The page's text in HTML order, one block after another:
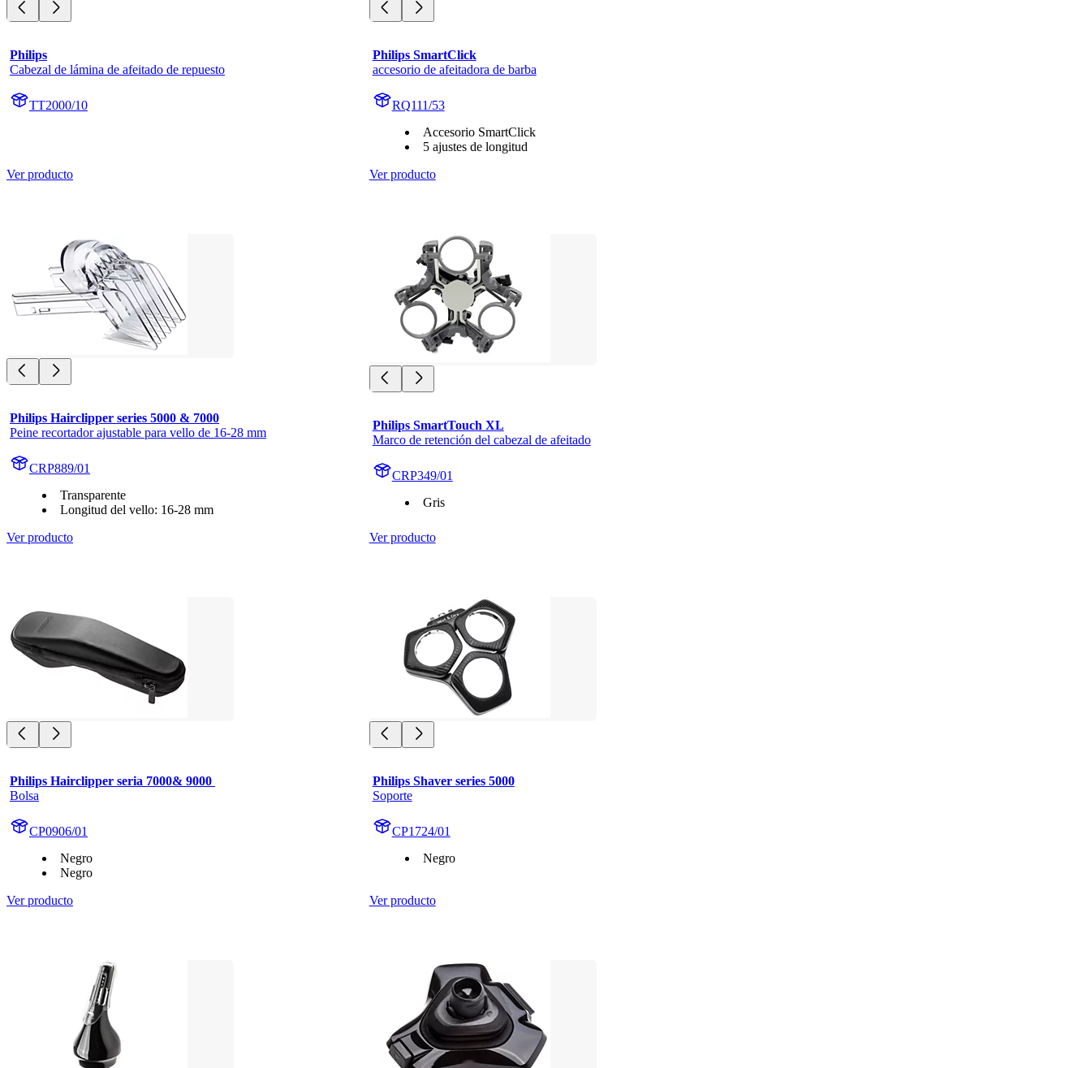
Philips
Cabezal de lámina de afeitado de repuesto
TT2000/10
Ver producto
Philips SmartClick
accesorio de afeitadora de barba
RQ111/53
Accesorio SmartClick
5 ajustes de longitud
Ver producto
Philips Hairclipper series 5000 & 7000
Peine recortador ajustable para vello de 16-28 mm
CRP889/01
Transparente
Longitud del vello: 16-28 mm
Ver producto
Philips SmartTouch XL
Marco de retención del cabezal de afeitado
CRP349/01
Gris
Ver producto
Philips Hairclipper seria 7000& 9000
Bolsa
CP0906/01
Negro
Negro
Ver producto
Philips Shaver series 5000
Soporte
CP1724/01
Negro
Ver producto